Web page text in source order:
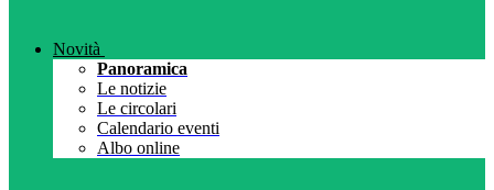
Novità
Panoramica
Le notizie
Le circolari
Calendario eventi
Albo online